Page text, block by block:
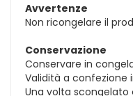
Avvertenze
Non ricongelare il
Conservazione
Conservare in
Validità a confezione
Una volta scongelato